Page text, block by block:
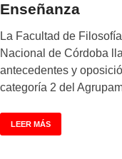
Enseñanza
La Facultad de
Nacional de Córdoba
antecedentes y
categoría 2 del
LEER MÁS